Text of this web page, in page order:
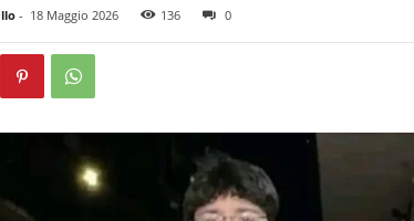
- 18 Maggio 2026 136 0